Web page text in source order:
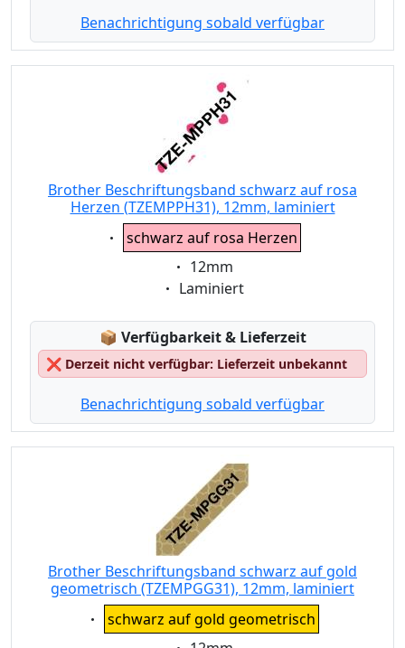
Benachrichtigung sobald verfügbar
Brother Beschriftungsband schwarz auf rosa
Herzen (TZEMPPH31), 12mm, laminiert
Eigenschaft:
schwarz auf rosa Herzen
Eigenschaft:
12mm
Eigenschaft:
Laminiert
📦 Lagerstatus:
Verfügbarkeit & Lieferzeit
❌ Derzeit nicht verfügbar: Lieferzeit unbekannt
Benachrichtigung sobald verfügbar
Brother Beschriftungsband schwarz auf gold
geometrisch (TZEMPGG31), 12mm, laminiert
Eigenschaft:
schwarz auf gold geometrisch